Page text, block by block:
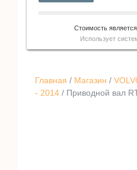
Главная / Магазин /
- 2014 / Приводной вал
Стоимость является
Использует